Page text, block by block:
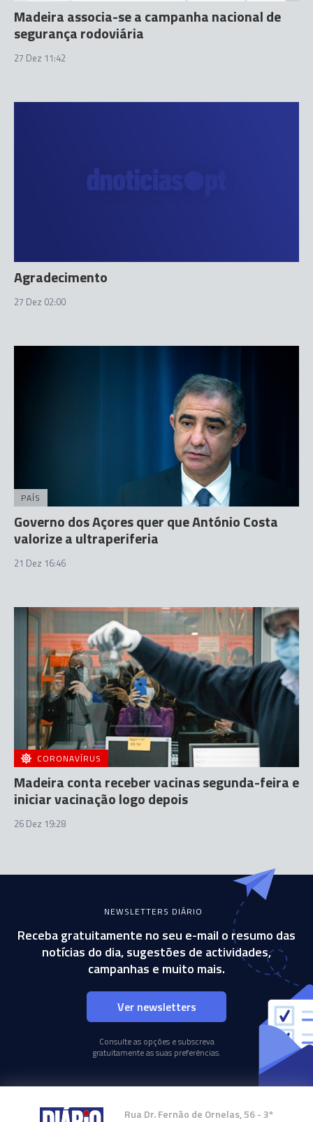
Madeira associa-se a campanha nacional de
segurança rodoviária
27 Dez 11:42
Agradecimento
27 Dez 02:00
PAÍS
Governo dos Açores quer que António Costa
valorize a ultraperiferia
21 Dez 16:46
CORONAVÍRUS
Madeira conta receber vacinas segunda-feira e
iniciar vacinação logo depois
26 Dez 19:28
NEWSLETTERS DIÁRIO
Receba gratuitamente no seu e-mail o resumo das
notícias do dia, sugestões de actividades,
campanhas e muito mais.
Ver newsletters
Consulte as opções e subscreva
gratuitamente as suas preferências.
Rua Dr. Fernão de Ornelas, 56 - 3º